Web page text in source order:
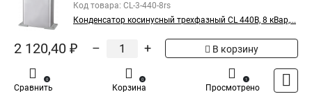
Код товара: CL-3-440-8rs
Конденсатор косинусный трехфазный CL 440В, 8 кВар,...
2 120,40 ₽ – + В корзину
Сравнить
0
Корзина
0
Просмотрено
1